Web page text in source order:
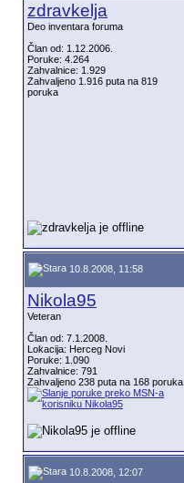
zdravkelja
Deo inventara foruma
Član od: 1.12.2006.
Poruke: 4.264
Zahvalnice: 1.929
Zahvaljeno 1.916 puta na 819
poruka
10.8.2008, 11:58
Nikola95
Veteran
Član od: 7.1.2008.
Lokacija: Herceg Novi
Poruke: 1.090
Zahvalnice: 791
Zahvaljeno 238 puta na 168 poruka
10.8.2008, 12:07